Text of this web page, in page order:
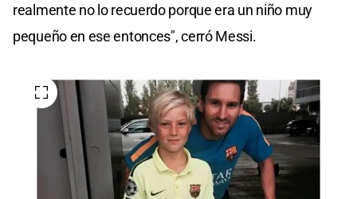
realmente no lo recuerdo porque era un niño muy
pequeño en ese entonces", cerró Messi.